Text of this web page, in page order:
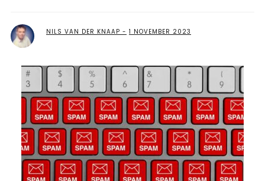
NILS VAN DER KNAAP 1 NOVEMBER 2023